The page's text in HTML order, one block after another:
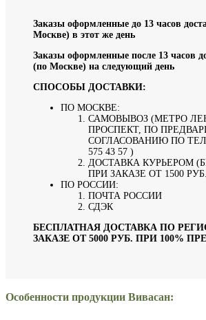
Заказы оформленные до 13 часов
Москве) в этот же день
Заказы оформленные после 13 часов
(по Москве) на следующий день
СПОСОБЫ ДОСТАВКИ:
ПО МОСКВЕ:
САМОВЫВОЗ (МЕТРО
ПРОСПЕКТ, ПО
СОГЛАСОВАНИЮ ПО
575 43 57 )
ДОСТАВКА КУРЬЕРОМ
ПРИ ЗАКАЗЕ ОТ 1500
ПО РОССИИ:
ПОЧТА РОССИИ
СДЭК
БЕСПЛАТНАЯ ДОСТАВКА ПО
ЗАКАЗЕ ОТ 5000 РУБ. ПРИ 100%
Особенности продукции Вивасан: